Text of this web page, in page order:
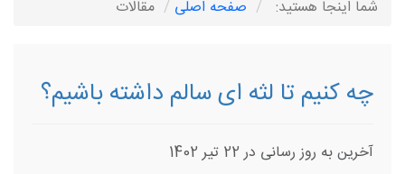
شما اینجا هستید: صفحه اصلی مقالات
چه کنیم تا لثه ای سالم داشته باشیم؟
آخرین به روز رسانی در 22 تیر 1402